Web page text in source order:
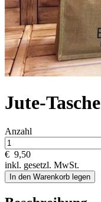
Jute-Tasche
Anzahl
€ 9,50
inkl. gesetzl. MwSt.
In den Warenkorb legen